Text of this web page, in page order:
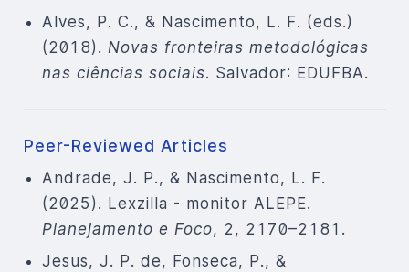
Alves, P. C., & Nascimento, L. F. (eds.)
(2018). Novas fronteiras metodológicas
nas ciências sociais. Salvador: EDUFBA.
Peer-Reviewed Articles
Andrade, J. P., & Nascimento, L. F.
(2025). Lexzilla - monitor ALEPE.
Planejamento e Foco, 2, 2170–2181.
Jesus, J. P. de, Fonseca, P., &